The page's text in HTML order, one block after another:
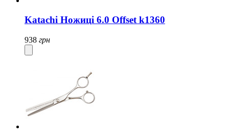
Katachi Ножиці 6.0 Offset k1360
938 грн